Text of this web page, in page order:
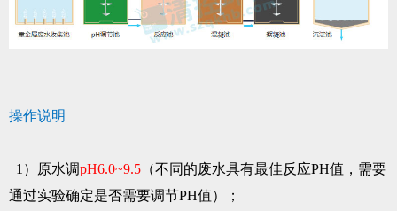
操作说明
1）原水调pH6.0~9.5 （不同的废水具有最佳反应PH值，需要
通过实验确定是否需要调节PH值）；